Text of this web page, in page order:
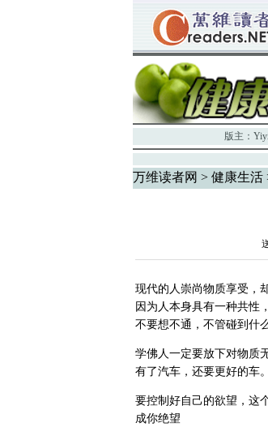
版主：
万维读者网 > 健康生活
现代的人崇尚物质享受，
因为人本身具有一种共性
不要想不通，不管碰到什
学佛人一定要放下对物质
有了汽车，还要更好的车。
要控制好自己的欲望，这
成你绝望